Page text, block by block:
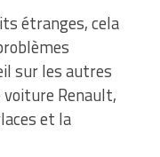
étranges, cela
sur les autres
Renault,
et la